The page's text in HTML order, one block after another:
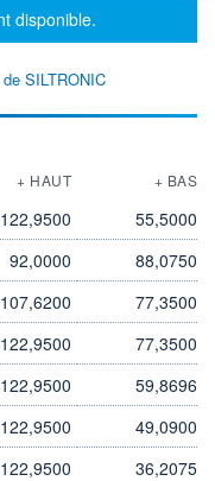
disponible.
SILTRONIC
+ HAUT + BAS
122,9500
55,5000
92,0000
88,0750
107,6200
77,3500
122,9500
77,3500
122,9500
59,8696
122,9500
49,0900
122,9500
36,2075